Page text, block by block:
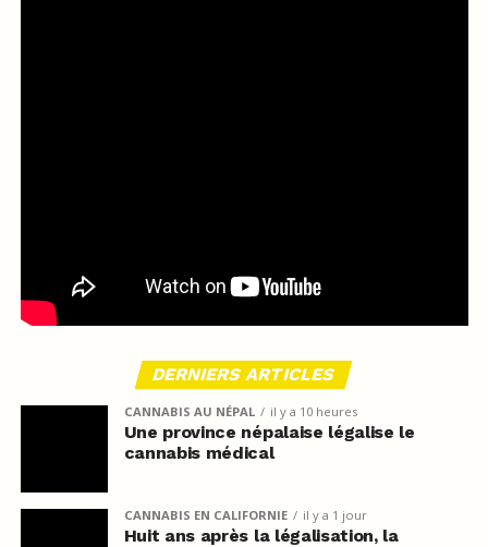
DERNIERS ARTICLES
CANNABIS AU NÉPAL il y a 10 heures
Une province népalaise légalise le
cannabis médical
CANNABIS EN CALIFORNIE il y a 1 jour
Huit ans après la légalisation, la